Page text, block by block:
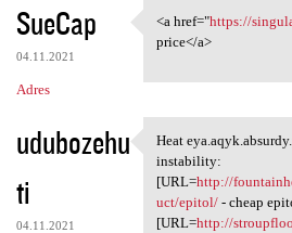
SueCap
04.11.2021
Adres
<a href="https://
<a href="https://
price</a>
udubozehu
ti
04.11.2021
Heat
Heat
instability:
[URL=http://
uct/epitol/- cheap
[URL=http://